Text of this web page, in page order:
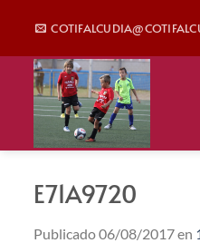
contenido
E71A9720
Publicado06/08/2017en